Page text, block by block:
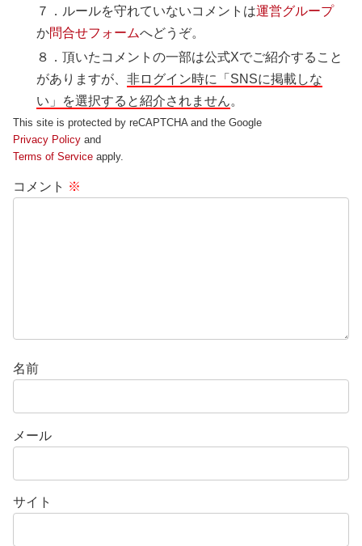
７．ルールを守れていないコメントは運営グループ
か問合せフォームへどうぞ。
８．頂いたコメントの一部は公式Xでご紹介すること
がありますが、非ログイン時に「SNSに掲載しな
い」を選択すると紹介されません。
This site is protected by reCAPTCHA and the Google
Privacy Policy and
Terms of Service apply.
コメント ※
名前
メール
サイト